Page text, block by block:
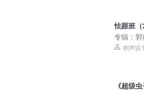
怯跟班（
专辑： 郭
传统经典
相声说
《超级